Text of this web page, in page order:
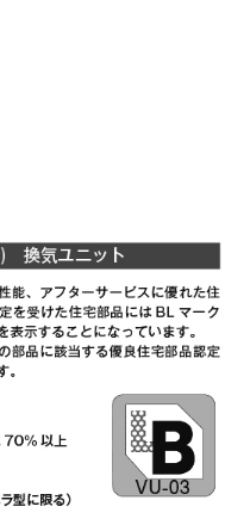
¥7,810（税抜価格 ￥
¥7,810（税抜価格 ￥
¥10,780（税抜価格 ￥